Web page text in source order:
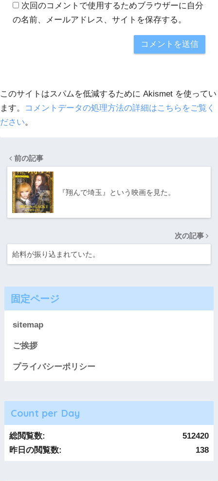
次回のコメントで使用するためブラウザーに自分
の名前、メールアドレス、サイトを保存する。
このサイトはスパムを低減するために Akismet を使ってい
ます。
コメントデータの処理方法の詳細はこちらをご覧く
ださい。
前の記事
『翔んで埼玉』という映画を見た。
次の記事
給料が振り込まれていた。
固定ページ
sitemap
ご挨拶
プライバシーポリシー
Count per Day
512420
総閲覧数:
138
昨日の閲覧数: